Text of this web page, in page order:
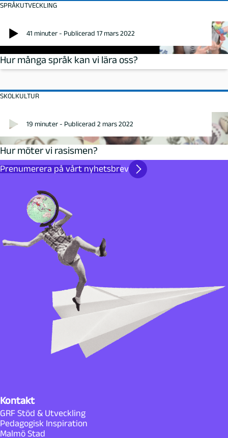
SPRÅKUTVECKLING
41 minuter - Publicerad 17 mars 2022
Hur många språk kan vi lära oss?
SKOLKULTUR
19 minuter - Publicerad 2 mars 2022
Hur möter vi rasismen?
Prenumerera på vårt nyhetsbrev
Kontakt
GRF Stöd & Utveckling
Pedagogisk Inspiration
Malmö Stad